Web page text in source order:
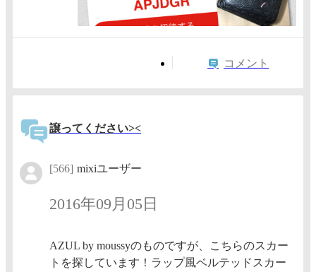
コメント
譲ってください><
[566] mixiユーザー
2016年09月05日
AZUL by moussyのものですが、こちらのスカー
トを探しています！ラップ風ベルテッドスカー